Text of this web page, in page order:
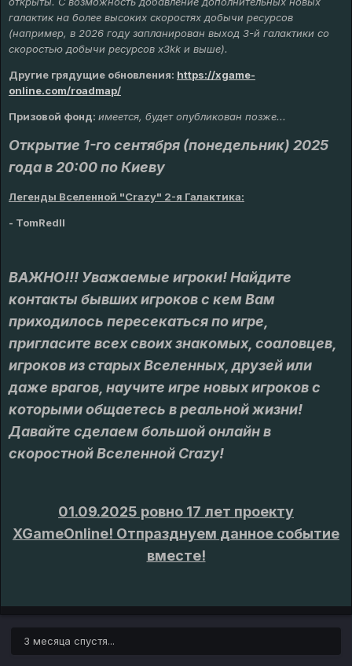
галактик на более высоких скоростях добычи ресурсов
(например, в 2026 году запланирован выход 3-й галактики со
скоростью добычи ресурсов х3kk и выше).
Другие грядущие обновления: https://xgame-
online.com/roadmap/
Призовой фонд: имеется, будет опубликован позже...
Открытие 1-го сентября (понедельник) 2025
года в 20:00 по Киеву
Легенды Вселенной "Crazy" 2-я Галактика:
- TomRedll
ВАЖНО!!! Уважаемые игроки! Найдите
контакты бывших игроков с кем Вам
приходилось пересекаться по игре,
пригласите всех своих знакомых, соаловцев,
игроков из старых Вселенных, друзей или
даже врагов, научите игре новых игроков с
которыми общаетесь в реальной жизни!
Давайте сделаем большой онлайн в
скоростной Вселенной Crazy!
01.09.2025 ровно 17 лет проекту
XGameOnline! Отпразднуем данное событие
вместе!
3 месяца спустя...